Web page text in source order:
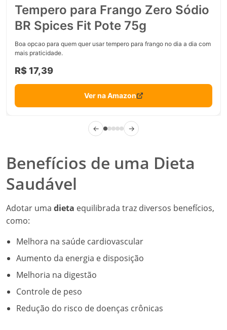
Tempero para Frango Zero Sódio
BR Spices Fit Pote 75g
Boa opcao para quem quer usar tempero para frango no dia a dia com
mais praticidade.
R$ 17,39
Ver na Amazon
← →
Benefícios de uma Dieta
Saudável
Adotar uma dieta equilibrada traz diversos benefícios,
como:
Melhora na saúde cardiovascular
Aumento da energia e disposição
Melhoria na digestão
Controle de peso
Redução do risco de doenças crônicas